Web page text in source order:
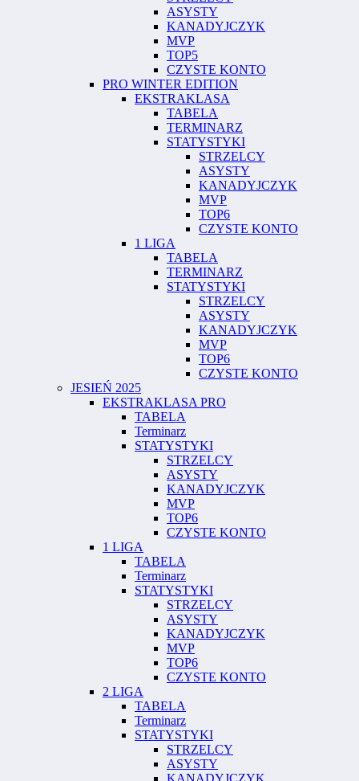
ASYSTY
KANADYJCZYK
MVP
TOP5
CZYSTE KONTO
PRO WINTER EDITION
EKSTRAKLASA
TABELA
TERMINARZ
STATYSTYKI
STRZELCY
ASYSTY
KANADYJCZYK
MVP
TOP6
CZYSTE KONTO
1 LIGA
TABELA
TERMINARZ
STATYSTYKI
STRZELCY
ASYSTY
KANADYJCZYK
MVP
TOP6
CZYSTE KONTO
JESIEŃ 2025
EKSTRAKLASA PRO
TABELA
Terminarz
STATYSTYKI
STRZELCY
ASYSTY
KANADYJCZYK
MVP
TOP6
CZYSTE KONTO
1 LIGA
TABELA
Terminarz
STATYSTYKI
STRZELCY
ASYSTY
KANADYJCZYK
MVP
TOP6
CZYSTE KONTO
2 LIGA
TABELA
Terminarz
STATYSTYKI
STRZELCY
ASYSTY
KANADYJCZYK